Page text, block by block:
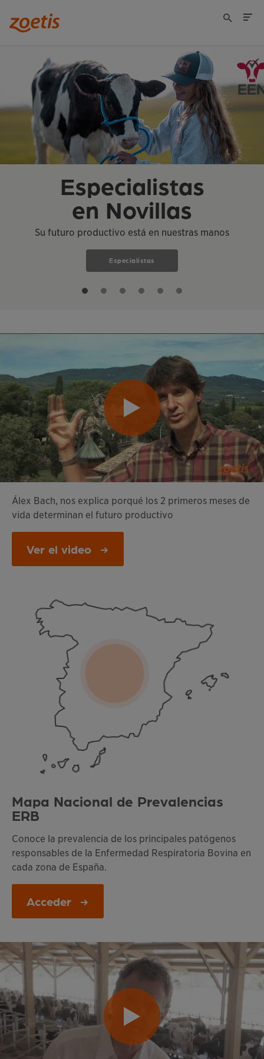
Especialistas
en Novillas
Su futuro productivo está en nuestras manos
Especialistas
Álex Bach, nos explica porqué los 2 primeros meses de
vida determinan el futuro productivo
Ver el video
Opens in a new window
Mapa Nacional de Prevalencias
ERB
Conoce la prevalencia de los principales patógenos
responsables de la Enfermedad Respiratoria Bovina en
cada zona de España.
Acceder